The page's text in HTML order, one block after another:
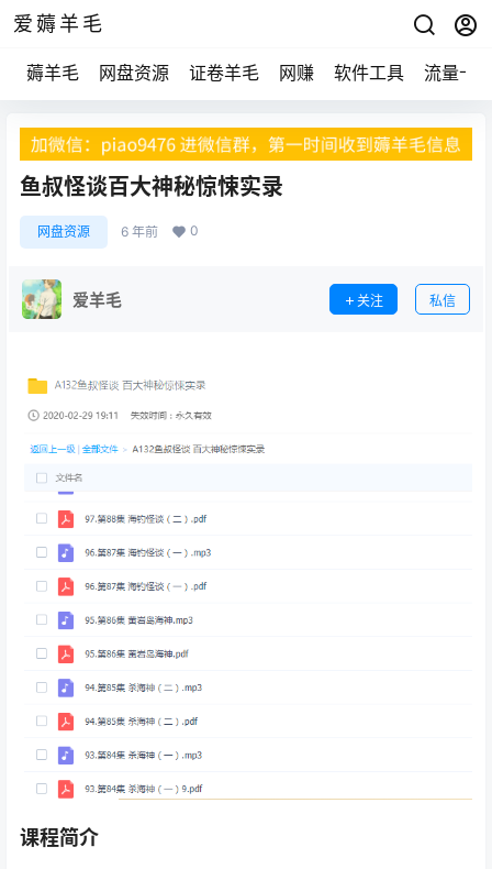
爱薅羊毛
薅羊毛 网盘资源 证卷羊毛 网赚 软件工具 流量卡
鱼叔怪谈百大神秘惊悚实录
网盘资源 6 年前 0
爱羊毛 关注 私信
课程简介